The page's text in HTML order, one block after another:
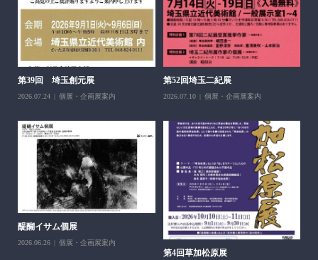
第39回 埼玉創元展
2026.07.24 個展・企画展案内
第52回埼玉二紀展
2026.07.10 個展・企画展案内
醍醐イサム個展
2026.06.26 個展・企画展案内
第4回草加松原展